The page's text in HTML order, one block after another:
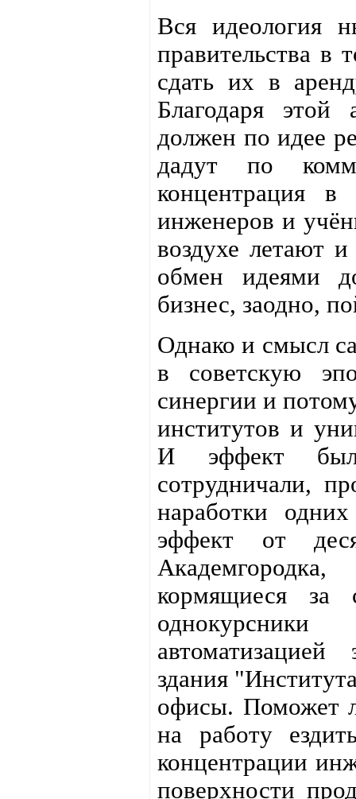
Вся идеология
правительства в
сдать их в
Благодаря этой
должен по идее
дадут по
концентрация в
инженеров и
воздухе летают
обмен идеями
бизнес, заодно,
Однако и смысл
в советскую
синергии и
институтов и
И эффект был
сотрудничали,
наработки
эффект от
кормящиеся за
здания
офисы. Поможет
на работу
концентрации
поверхности